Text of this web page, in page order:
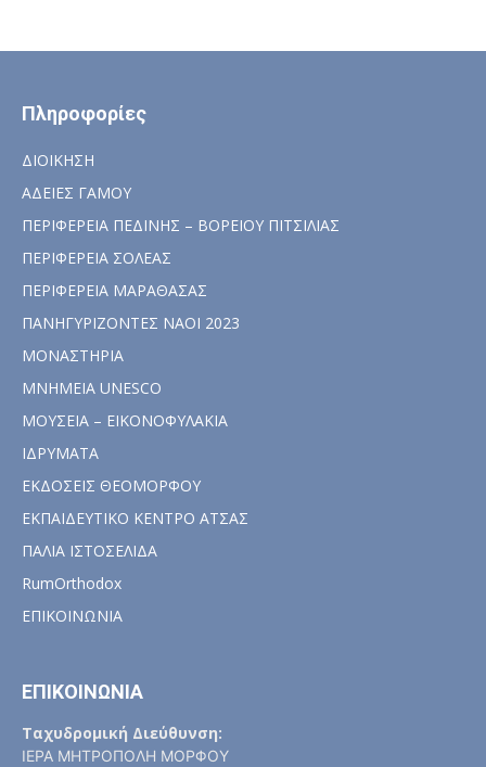
Πληροφορίες
ΔΙΟΙΚΗΣΗ
ΑΔΕΙΕΣ ΓΑΜΟΥ
ΠΕΡΙΦΕΡΕΙΑ ΠΕΔΙΝΗΣ – ΒΟΡΕΙΟΥ ΠΙΤΣΙΛΙΑΣ
ΠΕΡΙΦΕΡΕΙΑ ΣΟΛΕΑΣ
ΠΕΡΙΦΕΡΕΙΑ ΜΑΡΑΘΑΣΑΣ
ΠΑΝΗΓΥΡΙΖΟΝΤΕΣ ΝΑΟΙ 2023
ΜΟΝΑΣΤΗΡΙΑ
ΜΝΗΜΕΙΑ UNESCO
ΜΟΥΣΕΙΑ – ΕΙΚΟΝΟΦΥΛΑΚΙΑ
ΙΔΡΥΜΑΤΑ
ΕΚΔΟΣΕΙΣ ΘΕΟΜΟΡΦΟΥ
ΕΚΠΑΙΔΕΥΤΙΚΟ ΚΕΝΤΡΟ ΑΤΣΑΣ
ΠΑΛΙΑ ΙΣΤΟΣΕΛΙΔΑ
RumOrthodox
ΕΠΙΚΟΙΝΩΝΙΑ
ΕΠΙΚΟΙΝΩΝΙΑ
Ταχυδρομική Διεύθυνση:
ΙΕΡΑ ΜΗΤΡΟΠΟΛΗ ΜΟΡΦΟΥ